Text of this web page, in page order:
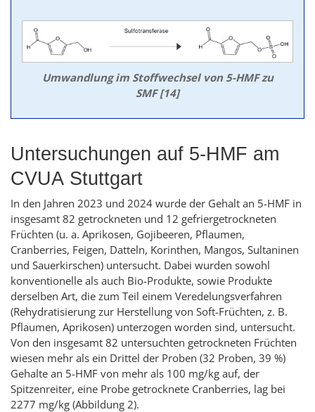
Umwandlung im Stoffwechsel von 5-HMF zu
SMF [14]
Untersuchungen auf 5-HMF am
CVUA Stuttgart
In den Jahren 2023 und 2024 wurde der Gehalt an 5-HMF in
insgesamt 82 getrockneten und 12 gefriergetrockneten
Früchten (u. a. Aprikosen, Gojibeeren, Pflaumen,
Cranberries, Feigen, Datteln, Korinthen, Mangos, Sultaninen
und Sauerkirschen) untersucht. Dabei wurden sowohl
konventionelle als auch Bio-Produkte, sowie Produkte
derselben Art, die zum Teil einem Veredelungsverfahren
(Rehydratisierung zur Herstellung von Soft-Früchten, z. B.
Pflaumen, Aprikosen) unterzogen worden sind, untersucht.
Von den insgesamt 82 untersuchten getrockneten Früchten
wiesen mehr als ein Drittel der Proben (32 Proben, 39 %)
Gehalte an 5-HMF von mehr als 100 mg/kg auf, der
Spitzenreiter, eine Probe getrocknete Cranberries, lag bei
2277 mg/kg (Abbildung 2).